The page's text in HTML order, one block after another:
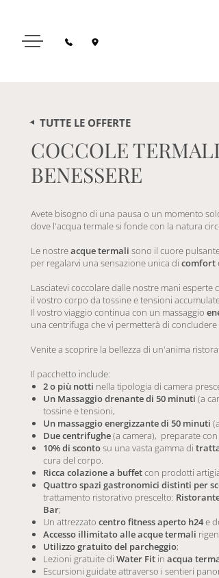
TUTTE LE OFFERTE
COCCOLE
BENESSERE
Avete bisogno di una pausa o un momento
dove l'acqua termale si fonde con la natura
Le nostreacque termali sono il cuore
per regalarvi una sensazione unica di comfort
Lasciatevi coccolare dalle nostre mani esperte
il vostro corpo da tossine e tensioni
Il vostro viaggio continua con un massaggio
una centrifuga che vi permetterà di
Venite a scoprire la bellezza di un'anima
Il pacchetto include:
2 o più notti nella tipologia di camera
Un Massaggio drenante di 50 minuti (a
tossine e tensioni,
Un massaggio energizzante di 50 minuti
Due centrifughe(a camera), preparate
10% di scontosu una vasta gamma di
cura del corpo.
Ricca colazione a buffetcon prodotti
Quattro spazi gastronomici distinti per
trattamento ristorativo prescelto:
Bar;
Un attrezzato centro fitness aperto h24e
Accesso illimitato alle acque termali
Utilizzo gratuito del parcheggio;
Lezioni gratuite di Water Fit in acqua
Escursioni guidate attraverso i sentieri